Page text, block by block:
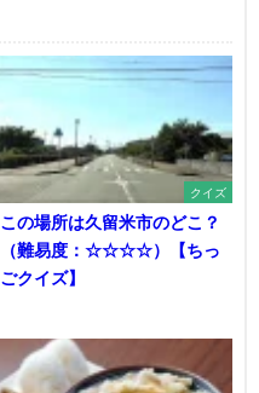
クイズ
この場所は久留米市のどこ？
（難易度：☆☆☆☆）【ちっ
ごクイズ】